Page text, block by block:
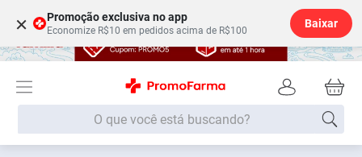
× Promoção exclusiva no app
Economize R$10 em pedidos acima de R$100
Baixar
O que você está buscando?